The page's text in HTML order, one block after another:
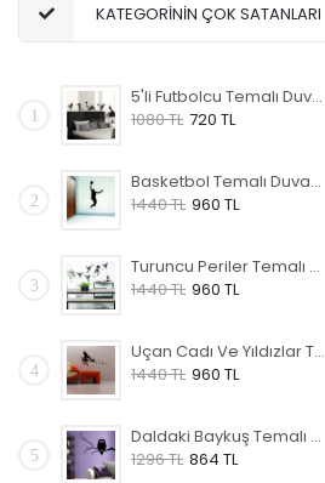
KATEGORİNİN ÇOK SATANLARI
1
5'li Futbolcu Temalı Duvar Sticker
1080 TL 720 TL
2
Basketbol Temalı Duvar Sticker
1440 TL 960 TL
3
Turuncu Periler Temalı Duvar Sticker
1440 TL 960 TL
4
Uçan Cadı Ve Yıldızlar Temalı Duvar Sticker
1440 TL 960 TL
5
Daldaki Baykuş Temalı Duvar Sticker
1296 TL 864 TL